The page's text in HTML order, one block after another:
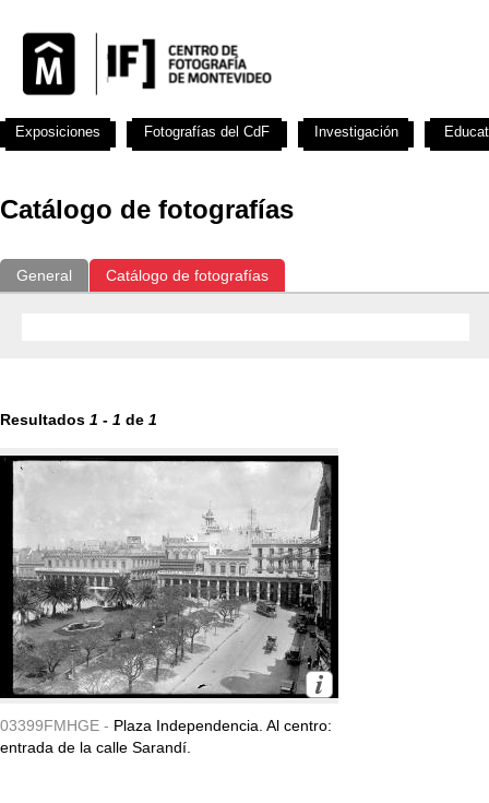
Catálogo de fotografías
General Catálogo de fotografías
Resultados 1 - 1 de 1
03399FMHGE - Plaza Independencia. Al centro:
entrada de la calle Sarandí.
Exposiciones Fotografías del CdF Investigación